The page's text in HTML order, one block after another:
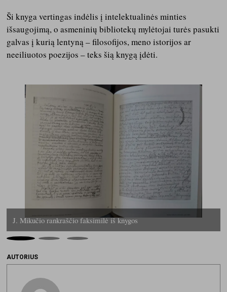
Ši knyga vertingas indėlis į intelektualinės minties
išsaugojimą, o asmeninių bibliotekų mylėtojai turės pasukti
galvas į kurią lentyną – filosofijos, meno istorijos ar
neeiliuotos poezijos – teks šią knygą įdėti.
J. Mikučio rankraščio faksimilė iš knygos
AUTORIUS